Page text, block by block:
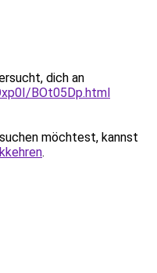
dich an
BOt05Dp.html
möchtest, kannst
.